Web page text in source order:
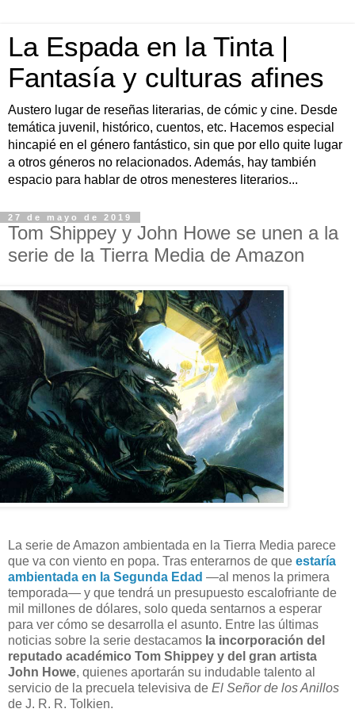
La Espada en la Tinta |
Fantasía y culturas afines
Austero lugar de reseñas literarias, de cómic y cine. Desde
temática juvenil, histórico, cuentos, etc. Hacemos especial
hincapié en el género fantástico, sin que por ello quite lugar
a otros géneros no relacionados. Además, hay también
espacio para hablar de otros menesteres literarios...
27 de mayo de 2019
Tom Shippey y John Howe se unen a la
serie de la Tierra Media de Amazon
La serie de Amazon ambientada en la Tierra Media parece
que va con viento en popa. Tras enterarnos de que estaría
ambientada en la Segunda Edad —al menos la primera
temporada— y que tendrá un presupuesto escalofriante de
mil millones de dólares, solo queda sentarnos a esperar
para ver cómo se desarrolla el asunto. Entre las últimas
noticias sobre la serie destacamos la incorporación del
reputado académico Tom Shippey y del gran artista
John Howe, quienes aportarán su indudable talento al
servicio de la precuela televisiva de El Señor de los Anillos
de J. R. R. Tolkien.